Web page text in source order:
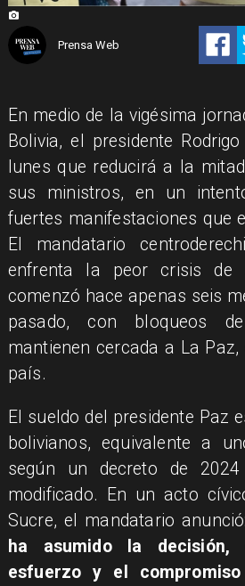
Prensa Web
En medio de la vigésima
Bolivia, el presidente
lunes que reducirá a la
sus ministros, en un
fuertes manifestaciones que
El mandatario
enfrenta la peor crisis de
comenzó hace apenas seis
pasado, con bloqueos
mantienen cercada a La
país.
El sueldo del presidente Paz
bolivianos, equivalente a
según un decreto de
modificado. En un acto
Sucre, el mandatario
ha asumido la decisión,
esfuerzo y el